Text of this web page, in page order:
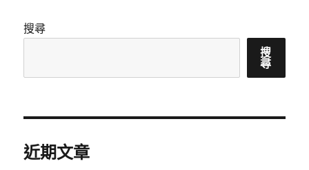
搜尋
搜
尋
近期文章